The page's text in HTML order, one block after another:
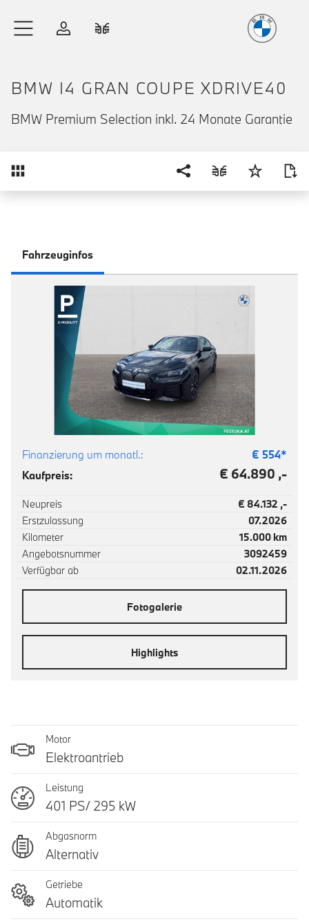
Anmelden
BMW I4 GRAN COUPE XDRIVE40
BMW Premium Selection inkl. 24 Monate Garantie
Fahrzeuginfos
Finanzierung um monatl.: € 554*
Kaufpreis:
€ 64.890 ,-
Neupreis
€ 84.132 ,-
Erstzulassung
07.2026
Kilometer
15.000 km
Angebotsnummer
3092459
Verfügbar ab
02.11.2026
Fotogalerie
Highlights
Motor
Elektroantrieb
Leistung
401 PS/ 295 kW
Abgasnorm
Alternativ
Getriebe
Automatik